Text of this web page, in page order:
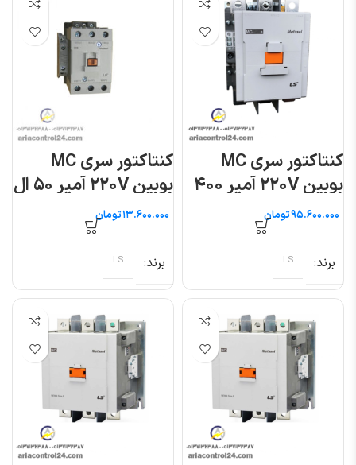
کنتاکتور سری MC
بوبین ۲۲۰V آمپر ۴۰۰
ال اس تومان
برند LS
کنتاکتور سری MC
بوبین ۲۲۰V آمپر ۵۰ ال
اس
تومان
برند LS